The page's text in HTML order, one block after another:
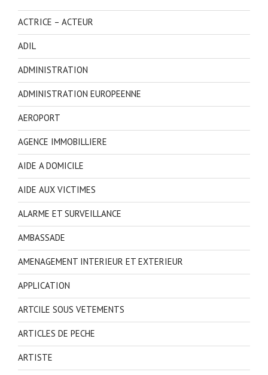
ACTRICE – ACTEUR
ADIL
ADMINISTRATION
ADMINISTRATION EUROPEENNE
AEROPORT
AGENCE IMMOBILLIERE
AIDE A DOMICILE
AIDE AUX VICTIMES
ALARME ET SURVEILLANCE
AMBASSADE
AMENAGEMENT INTERIEUR ET EXTERIEUR
APPLICATION
ARTCILE SOUS VETEMENTS
ARTICLES DE PECHE
ARTISTE